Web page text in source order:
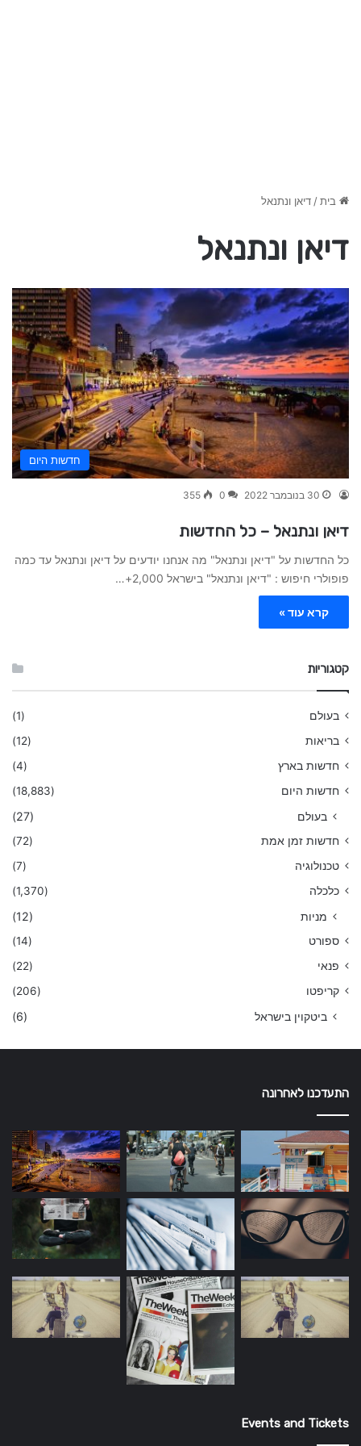
בית/דיאן ונתנאל
דיאן ונתנאל
חדשות היום
30 בנובמבר 2022 0
355
דיאן ונתנאל – כל החדשות
כל החדשות על "דיאן ונתנאל" מה אנחנו יודעים על דיאן ונתנאל עד כמה
פופולרי חיפוש : "דיאן ונתנאל" בישראל 2,000+…
קרא עוד »
קטגוריות
בעולם
(1)
בריאות
(12)
חדשות בארץ
(4)
חדשות היום
(18,883)
בעולם (27)
חדשות זמן אמת
(72)
טכנולוגיה
(7)
כלכלה
(1,370)
מניות (12)
ספורט
(14)
פנאי
(22)
קריפטו
(206)
ביטקוין בישראל (6)
התעדכנו לאחרונה
Events and Tickets